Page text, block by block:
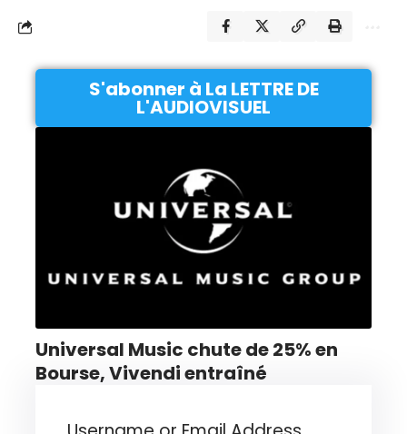
S'abonner à La LETTRE DE
L'AUDIOVISUEL
Universal Music chute de 25% en
Bourse, Vivendi entraîné